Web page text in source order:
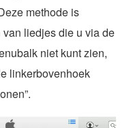
methode is
liedjes die u via de
niet kunt zien,
linkerbovenhoek